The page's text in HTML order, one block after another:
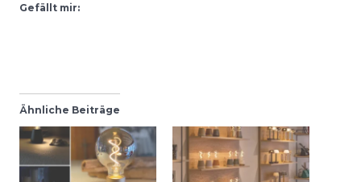
Gefällt mir:
Ähnliche Beiträge